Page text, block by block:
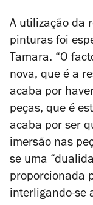
A utilização da
pinturas foi
Tamara. “O
nova, que é a
acaba por
peças, que é
acaba por ser
imersão nas
se uma
proporcionada
interligando-se